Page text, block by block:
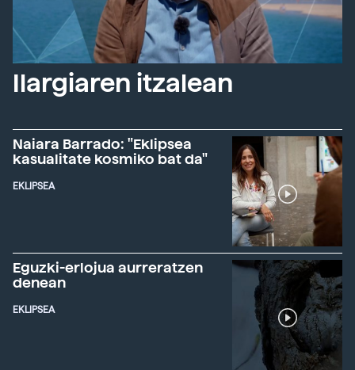
Ilargiaren itzalean
Naiara Barrado: "Eklipsea
kasualitate kosmiko bat da"
EKLIPSEA
Eguzki-erlojua aurreratzen
denean
EKLIPSEA